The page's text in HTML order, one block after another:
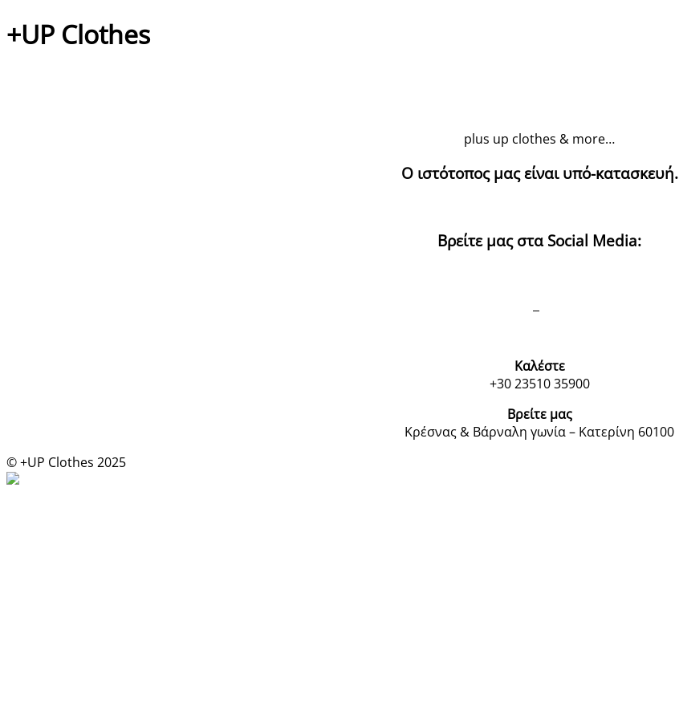
+UP Clothes
plus up clothes & more…
Ο ιστότοπος μας είναι υπό-κατασκευή.
Βρείτε μας στα Social Media:
Καλέστε
+30 23510 35900
Βρείτε μας
Κρέσνας & Βάρναλη γωνία – Κατερίνη 60100
© +UP Clothes 2025